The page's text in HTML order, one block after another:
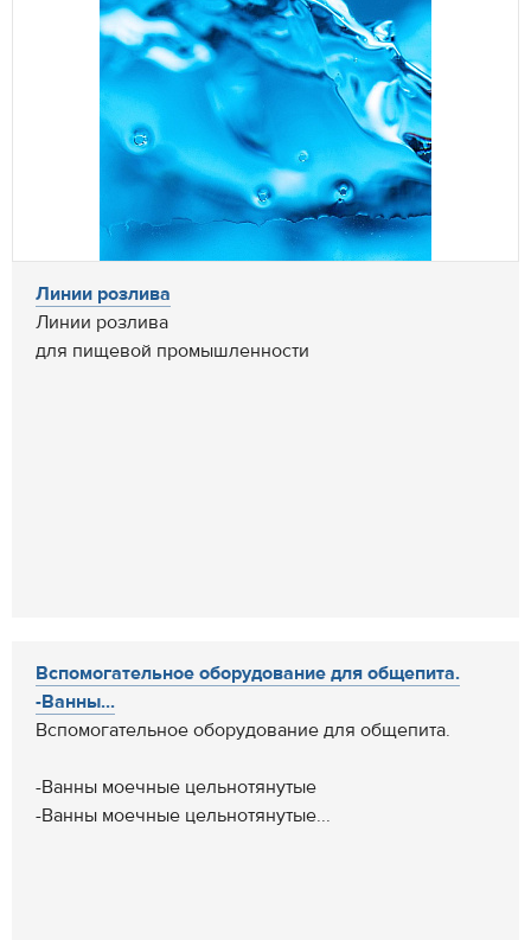
Линии розлива
Линии розлива
для пищевой промышленности
Вспомогательное оборудование для общепита.
-Ванны...
Вспомогательное оборудование для общепита.
-Ванны моечные цельнотянутые
-Ванны моечные цельнотянутые...